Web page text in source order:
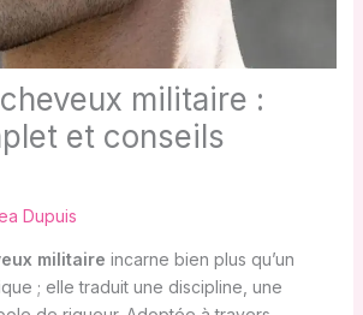
militaire :
et conseils
Dupuis
militaire incarne bien plus qu’un
; elle traduit une discipline, une